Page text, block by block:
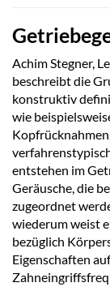
Achim Stegner,
beschreibt die
konstruktiv
wie
entstehen im
Geräusche, die
zugeordnet
wiederum weist
bezüglich
Eigenschaften